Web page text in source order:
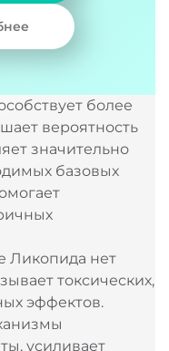
более
вероятность
значительно
базовых
Ликопида нет
токсических,
эффектов.
усиливает